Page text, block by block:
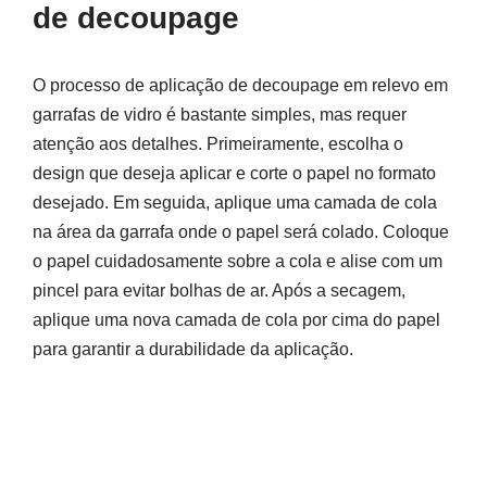
de decoupage
O processo de aplicação de decoupage em relevo em
garrafas de vidro é bastante simples, mas requer
atenção aos detalhes. Primeiramente, escolha o
design que deseja aplicar e corte o papel no formato
desejado. Em seguida, aplique uma camada de cola
na área da garrafa onde o papel será colado. Coloque
o papel cuidadosamente sobre a cola e alise com um
pincel para evitar bolhas de ar. Após a secagem,
aplique uma nova camada de cola por cima do papel
para garantir a durabilidade da aplicação.